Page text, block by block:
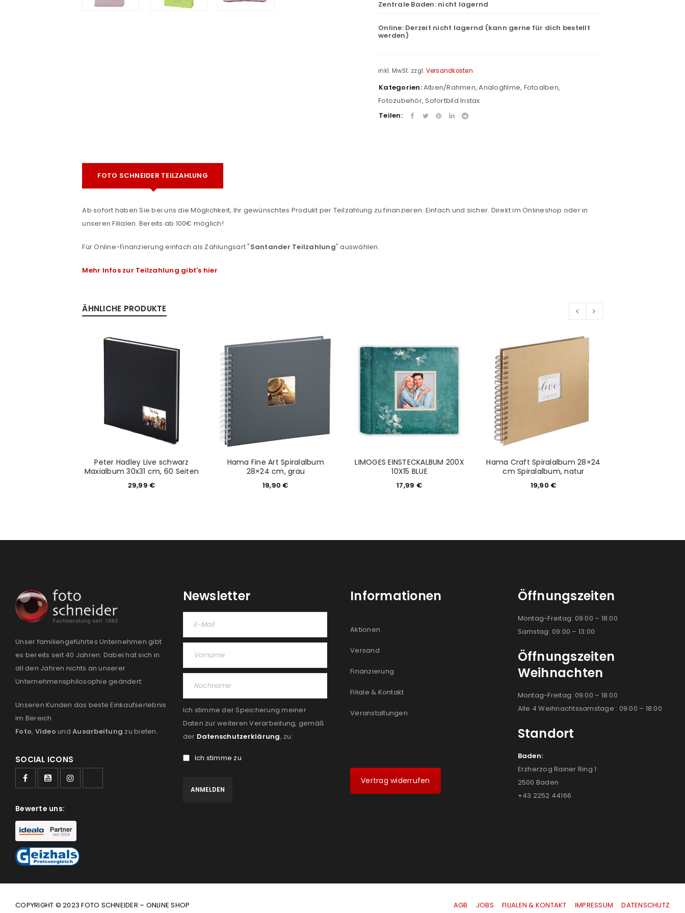
ANMELDEN
ANMELDEN
PASSWORT VERGESSEN?
Ein Link zum Erstellen eines neuen Passworts wird an deine E-
Ja, ich möchte ein Kundenkonto eröffnen und akzeptiere die
Datenschutzerklärung. *
REGISTRIEREN
Zentrale Baden: nicht lagernd
Online: Derzeit nicht lagernd (kann gerne für dich bestellt
werden)
inkl. MwSt. zzgl. Versandkosten
Kategorien:Alben/Rahmen,Analogfilme, Fotoalben,
Fotozubehör,Sofortbild Instax
Teilen:
FOTO SCHNEIDER TEILZAHLUNG
Ab sofort haben Sie bei uns die Möglichkeit, Ihr gewünschtes Produkt per Teilzahlung zu finanzieren. Einfach und sicher. Direkt im Onlineshop oder in
unseren Filialen. Bereits ab 100€ möglich!
Für Online-Finanzierung einfach als Zahlungsart "Santander Teilzahlung" auswählen.
Mehr Infos zur Teilzahlung gibt's hier
ÄHNLICHE PRODUKTE
Peter Hadley Live schwarz
Maxialbum 30x31 cm, 60 Seiten
29,99 €
Hama Fine Art Spiralalbum
28×24 cm, grau
19,90€
LIMOGES EINSTECKALBUM 200X
10X15 BLUE
17,99 €
Hama Craft Spiralalbum 28×24
cm Spiralalbum, natur
19,90 €
Unser familiengeführtes Unternehmen gibt
es bereits seit 40 Jahren. Dabei hat sich in
all den Jahren nichts an unserer
Unternehmensphilosophie geändert:
Unseren Kunden das beste Einkaufserlebnis
im Bereich
Foto, Video und Ausarbeitung zu bieten.
SOCIAL ICONS
Bewerte uns:
Newsletter
Ich stimme der Speicherung meiner
Daten zur weiteren Verarbeitung, gemäß
der Datenschutzerklärung, zu:
Ich stimme zu
Informationen
Aktionen
Versand
Finanzierung
Filiale & Kontakt
Veranstaltungen
Vertrag widerrufen
Öffnungszeiten
Montag-Freitag: 09:00 – 18:00
Samstag: 09:00 – 13:00
Öffnungszeiten
Weihnachten
Montag-Freitag: 09:00 – 18:00
Alle 4 Weihnachtssamstage : 09:00 – 18:00
Standort
Baden:
Erzherzog Rainer Ring 1
2500 Baden
+43 2252 44166
COPYRIGHT © 2023 FOTO SCHNEIDER – ONLINE SHOP AGB JOBS FILIALEN & KONTAKT IMPRESSUM |DATENSCHUTZ